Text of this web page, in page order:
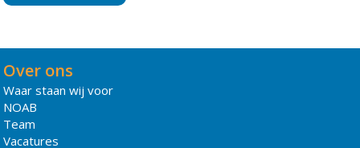
Over ons
Waar staan wij voor
NOAB
Team
Vacatures